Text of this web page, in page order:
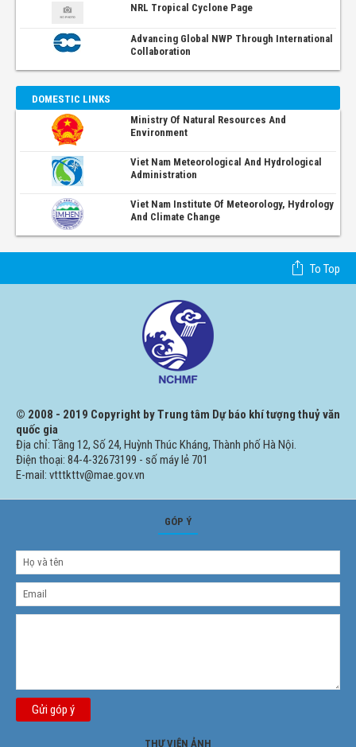
NRL Tropical Cyclone Page
Advancing Global NWP Through International
Collaboration
DOMESTIC LINKS
Ministry Of Natural Resources And
Environment
Viet Nam Meteorological And Hydrological
Administration
Viet Nam Institute Of Meteorology, Hydrology
And Climate Change
To Top
© 2008 - 2019 Copyright by Trung tâm Dự báo khí tượng thuỷ văn
quốc gia
Địa chỉ: Tầng 12, Số 24, Huỳnh Thúc Kháng, Thành phố Hà Nội.
Điện thoại: 84-4-32673199 - số máy lẻ 701
E-mail: vtttkttv@mae.gov.vn
GÓP Ý
Gửi góp ý
THƯ VIỆN ẢNH